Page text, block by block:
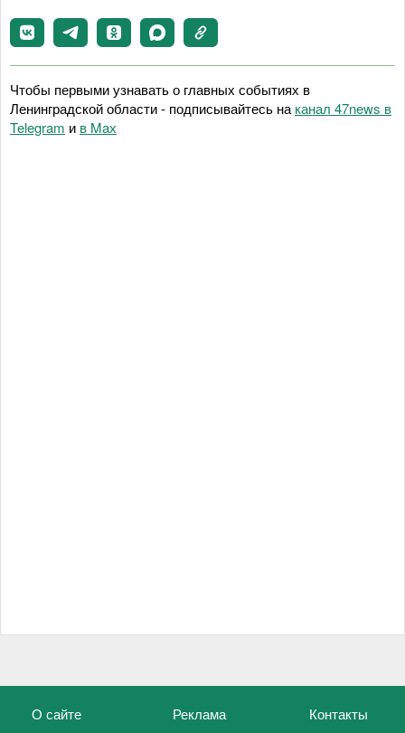
Чтобы первыми узнавать о главных событиях в
Ленинградской области - подписывайтесь наканал 47news в
Telegram и в Maх
О сайте Реклама Контакты